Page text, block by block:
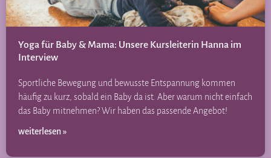
Yoga für Baby & Mama: Unsere Kursleiterin Hanna im
Interview
Sportliche Bewegung und bewusste Entspannung kommen
häufig zu kurz, sobald ein Baby da ist. Aber warum nicht einfach
das Baby mitnehmen? Wir haben das passende Angebot!
weiterlesen »